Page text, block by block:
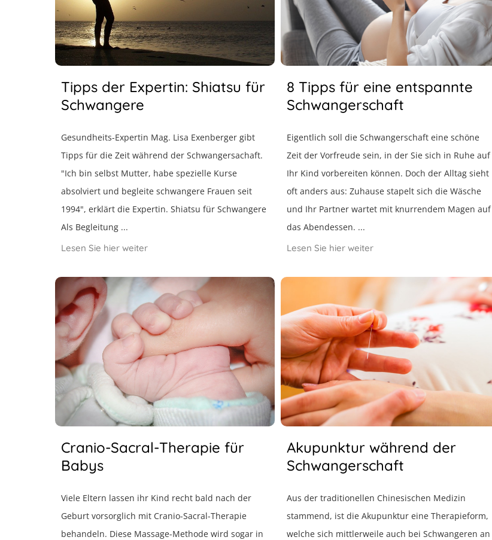
Tipps der Expertin: Shiatsu für
Schwangere
Gesundheits-Expertin Mag. Lisa Exenberger gibt
Tipps für die Zeit während der Schwangersachaft.
"Ich bin selbst Mutter, habe spezielle Kurse
absolviert und begleite schwangere Frauen seit
1994", erklärt die Expertin. Shiatsu für Schwangere
Als Begleitung ...
Lesen Sie hier weiter
8 Tipps für eine entspannte
Schwangerschaft
Eigentlich soll die Schwangerschaft eine schöne
Zeit der Vorfreude sein, in der Sie sich in Ruhe auf
Ihr Kind vorbereiten können. Doch der Alltag sieht
oft anders aus: Zuhause stapelt sich die Wäsche
und Ihr Partner wartet mit knurrendem Magen auf
das Abendessen. ...
Lesen Sie hier weiter
Cranio-Sacral-Therapie für
Babys
Viele Eltern lassen ihr Kind recht bald nach der
Geburt vorsorglich mit Cranio-Sacral-Therapie
behandeln. Diese Massage-Methode wird sogar in
Akupunktur während der
Schwangerschaft
Aus der traditionellen Chinesischen Medizin
stammend, ist die Akupunktur eine Therapieform,
welche sich mittlerweile auch bei Schwangeren an